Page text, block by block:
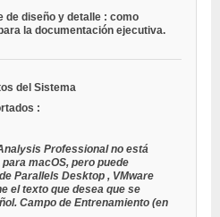
de diseño y detalle : como
la documentación ejecutiva.
del Sistema
:
Professional no está
macOS, pero puede
Parallels Desktop , VMware
el texto que desea que se
Campo de Entrenamiento (en